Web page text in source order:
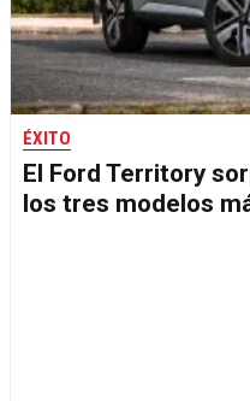
ÉXITO
El Ford Territory
los tres modelos